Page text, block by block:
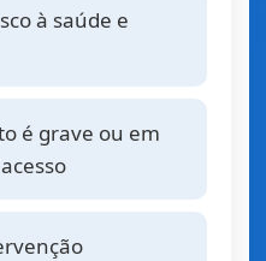
à saúde e
é grave ou em